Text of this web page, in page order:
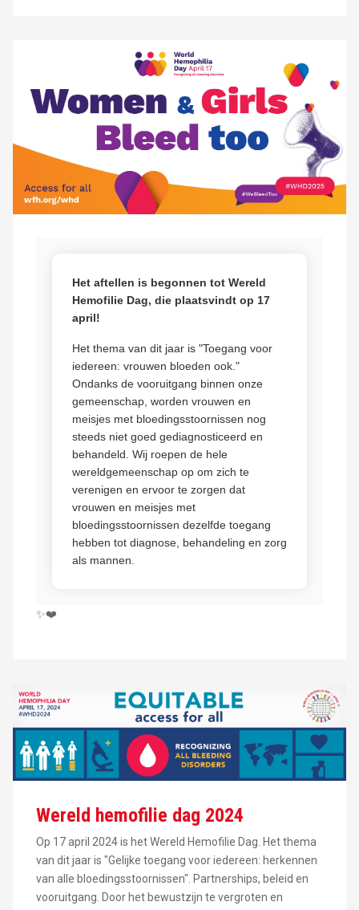
Het aftellen is begonnen tot Wereld
Hemofilie Dag, die plaatsvindt op 17
april!
Het thema van dit jaar is "Toegang voor
iedereen: vrouwen bloeden ook."
Ondanks de vooruitgang binnen onze
gemeenschap, worden vrouwen en
meisjes met bloedingsstoornissen nog
steeds niet goed gediagnosticeerd en
behandeld. Wij roepen de hele
wereldgemeenschap op om zich te
verenigen en ervoor te zorgen dat
vrouwen en meisjes met
bloedingsstoornissen dezelfde toegang
hebben tot diagnose, behandeling en zorg
als mannen.
✨❤️
Wereld hemofilie dag 2024
Op 17 april 2024 is het Wereld Hemofilie Dag. Het thema
van dit jaar is "Gelijke toegang voor iedereen: herkennen
van alle bloedingsstoornissen". Partnerships, beleid en
vooruitgang. Door het bewustzijn te vergroten en